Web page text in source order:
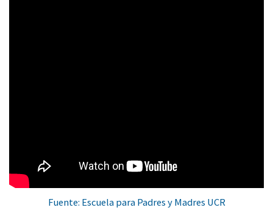
Fuente: Escuela para Padres y Madres UCR